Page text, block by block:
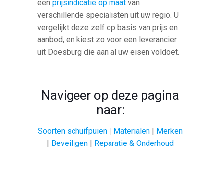
eenprijsindicatie op maat van
verschillende specialisten uit uw regio. U
vergelijkt deze zelf op basis van prijs en
aanbod, en kiest zo voor een leverancier
uit Doesburg die aan al uw eisen voldoet.
Navigeer op deze pagina
naar:
Soorten schuifpuien | Materialen | Merken
| Beveiligen | Reparatie & Onderhoud